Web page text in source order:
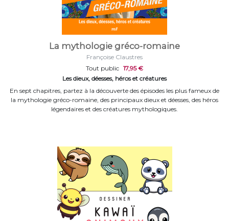
La mythologie gréco-romaine
Françoise Claustres
Tout public 17,95 €
Les dieux, déesses, héros et créatures
En sept chapitres, partez à la découverte des épisodes les plus fameux de
la mythologie gréco-romaine, des principaux dieux et déesses, des héros
légendaires et des créatures mythologiques.